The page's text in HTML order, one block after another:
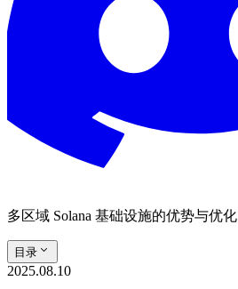
多区域 Solana 基础设施的优势与优化
目录
2025.08.10